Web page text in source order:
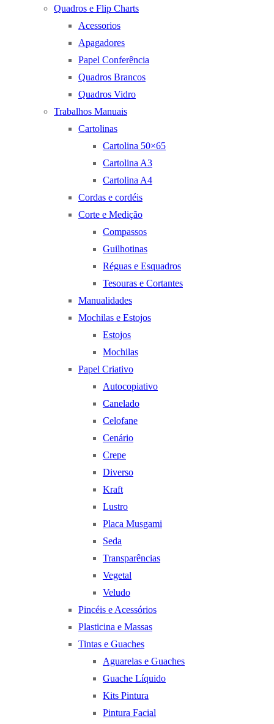
Quadros e Flip Charts
Acessorios
Apagadores
Papel Conferência
Quadros Brancos
Quadros Vidro
Trabalhos Manuais
Cartolinas
Cartolina 50×65
Cartolina A3
Cartolina A4
Cordas e cordéis
Corte e Medição
Compassos
Guilhotinas
Réguas e Esquadros
Tesouras e Cortantes
Manualidades
Mochilas e Estojos
Estojos
Mochilas
Papel Criativo
Autocopiativo
Canelado
Celofane
Cenário
Crepe
Diverso
Kraft
Lustro
Placa Musgami
Seda
Transparências
Vegetal
Veludo
Pincéis e Acessórios
Plasticina e Massas
Tintas e Guaches
Aguarelas e Guaches
Guache Líquido
Kits Pintura
Pintura Facial